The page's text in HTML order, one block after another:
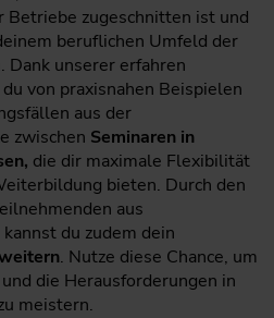
zugeschnitten ist und
beruflichen Umfeld der
Dank unserer erfahren
von praxisnahen Beispielen
aus der
zwischen Seminaren in
die dir maximale Flexibilität
bieten. Durch den
aus
du zudem dein
. Nutze diese Chance, um
die Herausforderungen in
meistern.